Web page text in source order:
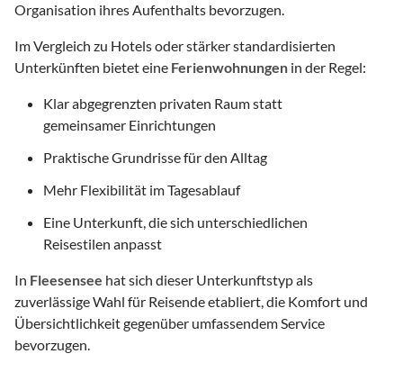
Organisation ihres Aufenthalts bevorzugen.
Im Vergleich zu Hotels oder stärker standardisierten
Unterkünften bietet eine Ferienwohnungen in der Regel:
Klar abgegrenzten privaten Raum statt
gemeinsamer Einrichtungen
Praktische Grundrisse für den Alltag
Mehr Flexibilität im Tagesablauf
Eine Unterkunft, die sich unterschiedlichen
Reisestilen anpasst
In Fleesensee hat sich dieser Unterkunftstyp als
zuverlässige Wahl für Reisende etabliert, die Komfort und
Übersichtlichkeit gegenüber umfassendem Service
bevorzugen.